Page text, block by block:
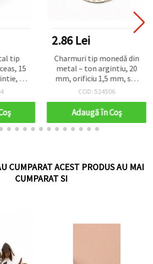
tip
15
cu
2.86 Lei
Charmuri tip monedă din
metal – ton argintiu, 20
mm, orificiu 1,5 mm, set
de 10 bucăți
COD: 524506
Adaugă în Coş
CUMPARAT ACEST PRODUS AU MAI
CUMPARAT SI